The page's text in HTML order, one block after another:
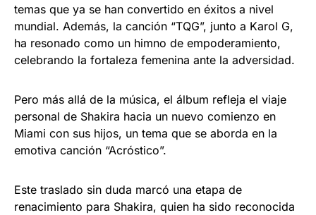
temas que ya se han convertido en éxitos a nivel
mundial. Además, la canción “TQG”, junto a Karol G,
ha resonado como un himno de empoderamiento,
celebrando la fortaleza femenina ante la adversidad.
Pero más allá de la música, el álbum refleja el viaje
personal de Shakira hacia un nuevo comienzo en
Miami con sus hijos, un tema que se aborda en la
emotiva canción “Acróstico”.
Este traslado sin duda marcó una etapa de
renacimiento para Shakira, quien ha sido reconocida